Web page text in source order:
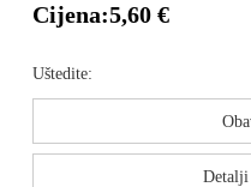
Cijena:5,60 €
Uštedite:
Detalji